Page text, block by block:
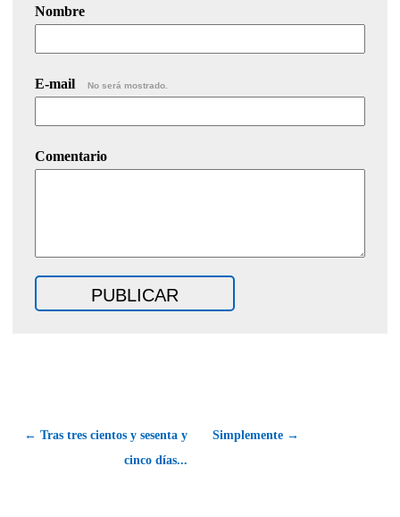
Nombre
E-mail No será mostrado.
Comentario
← Tras tres cientos y sesenta y
cinco días...
Simplemente →